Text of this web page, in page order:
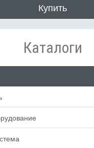
Купить
Каталоги